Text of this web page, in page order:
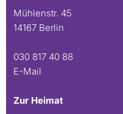
Mühlenstr. 45
14167 Berlin
030 817 40 88
E-Mail
Zur Heimat